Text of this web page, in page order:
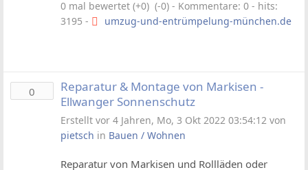
0 mal bewertet (+0) (-0)- Kommentare: 0 - hits:
3195 -
umzug-und-entrümpelung-münchen.de
0
Reparatur & Montage von Markisen -
Ellwanger Sonnenschutz
Erstellt vor 4 Jahren, Mo, 3 Okt 2022 03:54:12 von
pietsch in Bauen / Wohnen
Reparatur von Markisen und Rollläden oder